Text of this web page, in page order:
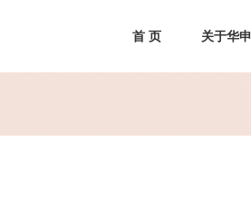
首 页 关于华申